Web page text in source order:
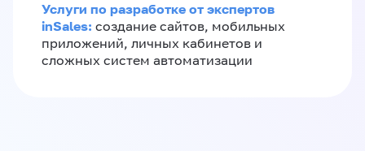
Услуги по разработке от экспертов
inSales: создание сайтов, мобильных
приложений, личных кабинетов и
сложных систем автоматизации